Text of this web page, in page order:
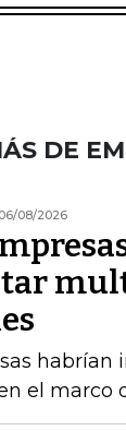
DE
06/08/2026
el marco